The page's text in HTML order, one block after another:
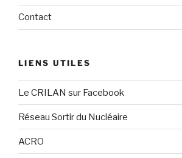
Contact
LIENS UTILES
Le CRILAN sur Facebook
Réseau Sortir du Nucléaire
ACRO